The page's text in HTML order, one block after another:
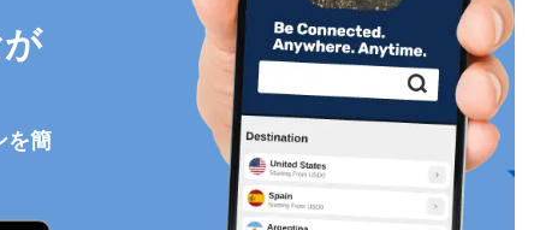
ポップアップを閉じる
を簡